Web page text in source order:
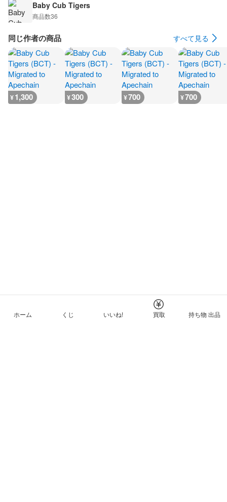
Baby Cub Tigers
商品数36
同じ作者の商品 すべて見る
¥1,300 ¥300 ¥700 ¥700
ホーム くじ いいね! 買取 持ち物 出品